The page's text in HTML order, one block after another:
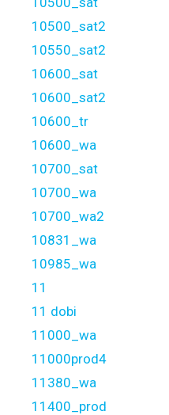
10500_sat2
10550_sat2
10600_sat
10600_sat2
10600_tr
10600_wa
10700_sat
10700_wa
10700_wa2
10831_wa
10985_wa
11
11 dobi
11000_wa
11000prod4
11380_wa
11400_prod